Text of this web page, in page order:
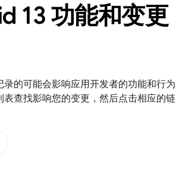
13 功能和变更
录的可能会影响应用开发者的功能和行为
表查找影响您的变更，然后点击相应的链